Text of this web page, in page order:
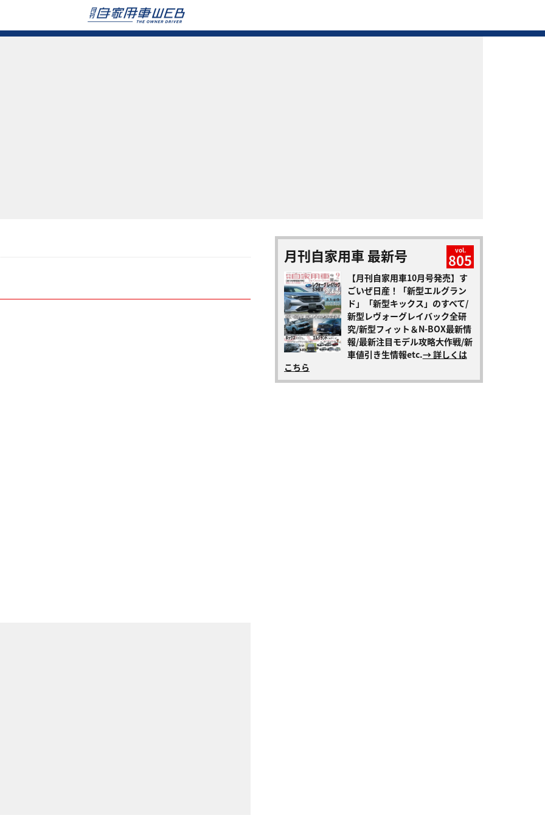
月刊自家用車 最新号 vol.
805
【月刊自家用車10月号発売】す
ごいぜ日産！「新型エルグラン
ド」「新型キックス」のすべて/
新型レヴォーグレイバック全研
究/新型フィット＆N-BOX最新情
報/最新注目モデル攻略大作戦/新
車値引き生情報etc.→ 詳しくは
こちら